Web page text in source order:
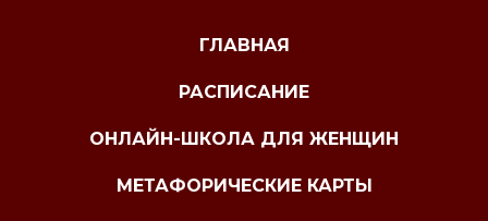
ГЛАВНАЯ
РАСПИСАНИЕ
ОНЛАЙН-ШКОЛА ДЛЯ ЖЕНЩИН
МЕТАФОРИЧЕСКИЕ КАРТЫ